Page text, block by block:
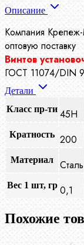
Описание
Компания Крепеж-
оптовую поставку
Винтов
ГОСТ 11074/DIN
Детали
Класс пр-ти 45H
Кратность 200
Материал Сталь
Вес 1 шт, гр 0,1
Похожие